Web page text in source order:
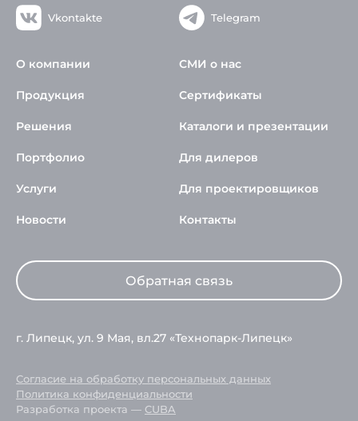
Vkontakte Telegram
О компании
Продукция
Решения
Портфолио
Услуги
Новости
СМИ о нас
Сертификаты
Каталоги и презентации
Для дилеров
Для проектировщиков
Контакты
Обратная связь
г. Липецк, ул. 9 Мая, вл.27 «Технопарк-Липецк»
Согласие на обработку персональных данных
Политика конфиденциальности
Разработка проекта — CUBA